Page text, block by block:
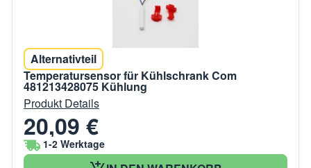
Alternativteil
Temperatursensor für Kühlschrank Com
481213428075 Kühlung
Produkt Details
20,09 €
1-2 Werktage